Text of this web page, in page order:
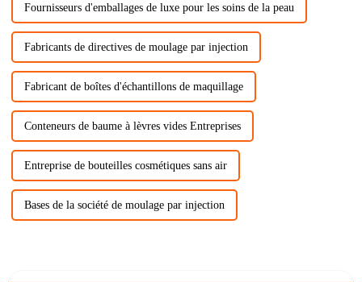
Fournisseurs d'emballages de luxe pour les soins de la peau
Fabricants de directives de moulage par injection
Fabricant de boîtes d'échantillons de maquillage
Conteneurs de baume à lèvres vides Entreprises
Entreprise de bouteilles cosmétiques sans air
Bases de la société de moulage par injection